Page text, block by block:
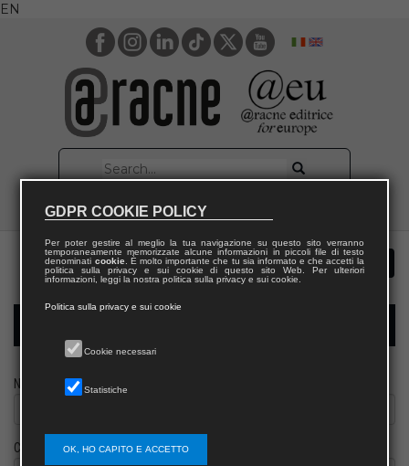
EN
Nome
Cognome
GDPR COOKIE POLICY
Per poter gestire al meglio la tua navigazione su questo sito verranno
temporaneamente memorizzate alcune informazioni in piccoli file di testo
denominati cookie. È molto importante che tu sia informato e che accetti la
politica sulla privacy e sui cookie di questo sito Web. Per ulteriori
informazioni, leggi la nostra politica sulla privacy e sui cookie.
Politica sulla privacy e sui cookie
Cookie necessari
Statistiche
OK, HO CAPITO E ACCETTO